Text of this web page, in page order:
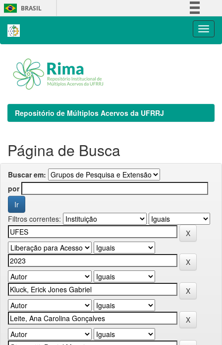
Skip
navigation
BRASIL
Repositório de Múltiplos Acervos da UFRRJ
Página de Busca
Buscar em:
por
Filtros correntes: